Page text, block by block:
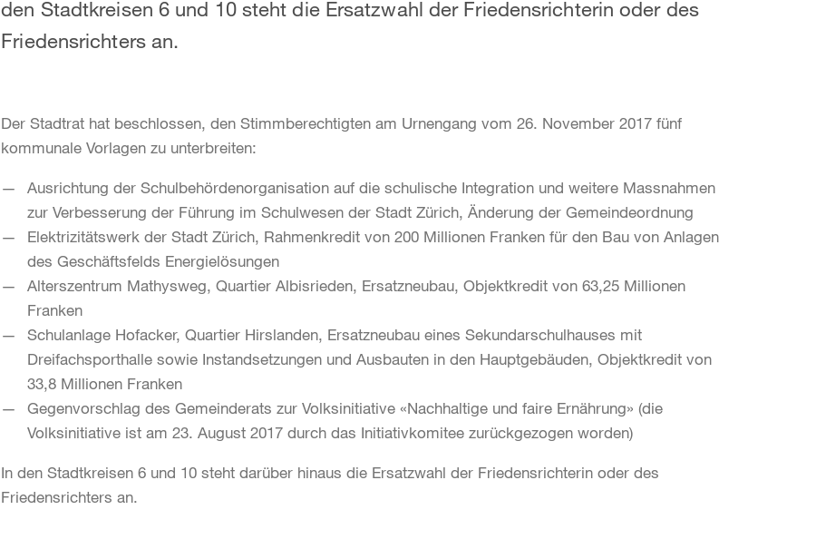
den Stadtkreisen 6 und 10 steht die Ersatzwahl der Friedensrichterin oder des
Friedensrichters an.
Der Stadtrat hat beschlossen, den Stimmberechtigten am Urnengang vom 26. November 2017 fünf
kommunale Vorlagen zu unterbreiten:
Ausrichtung der Schulbehördenorganisation auf die schulische Integration und weitere Massnahmen
zur Verbesserung der Führung im Schulwesen der Stadt Zürich, Änderung der Gemeindeordnung
Elektrizitätswerk der Stadt Zürich, Rahmenkredit von 200 Millionen Franken für den Bau von Anlagen
des Geschäftsfelds Energielösungen
Alterszentrum Mathysweg, Quartier Albisrieden, Ersatzneubau, Objektkredit von 63,25 Millionen
Franken
Schulanlage Hofacker, Quartier Hirslanden, Ersatzneubau eines Sekundarschulhauses mit
Dreifachsporthalle sowie Instandsetzungen und Ausbauten in den Hauptgebäuden, Objektkredit von
33,8 Millionen Franken
Gegenvorschlag des Gemeinderats zur Volksinitiative «Nachhaltige und faire Ernährung» (die
Volksinitiative ist am 23. August 2017 durch das Initiativkomitee zurückgezogen worden)
In den Stadtkreisen 6 und 10 steht darüber hinaus die Ersatzwahl der Friedensrichterin oder des
Friedensrichters an.